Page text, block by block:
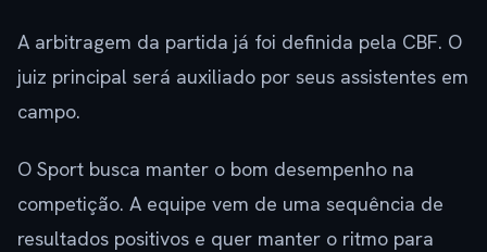
A arbitragem da partida já foi definida pela CBF. O
juiz principal será auxiliado por seus assistentes em
campo.
O Sport busca manter o bom desempenho na
competição. A equipe vem de uma sequência de
resultados positivos e quer manter o ritmo para